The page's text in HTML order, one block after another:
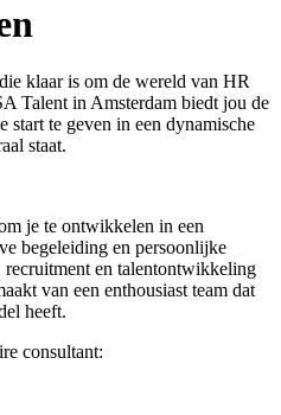
klaar is om de wereld van HR
Talent in Amsterdam biedt jou de
start te geven in een dynamische
staat.
je te ontwikkelen in een
begeleiding en persoonlijke
en talentontwikkeling
van een enthousiast team dat
heeft.
consultant: